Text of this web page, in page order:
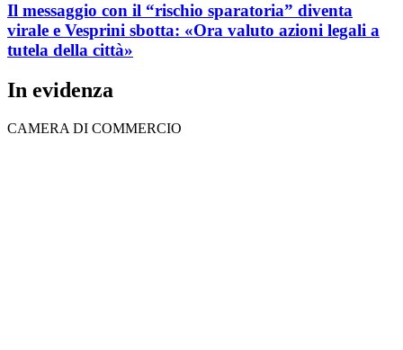
Il messaggio con il “rischio sparatoria” diventa
virale e Vesprini sbotta: «Ora valuto azioni legali a
tutela della città»
In evidenza
CAMERA DI COMMERCIO